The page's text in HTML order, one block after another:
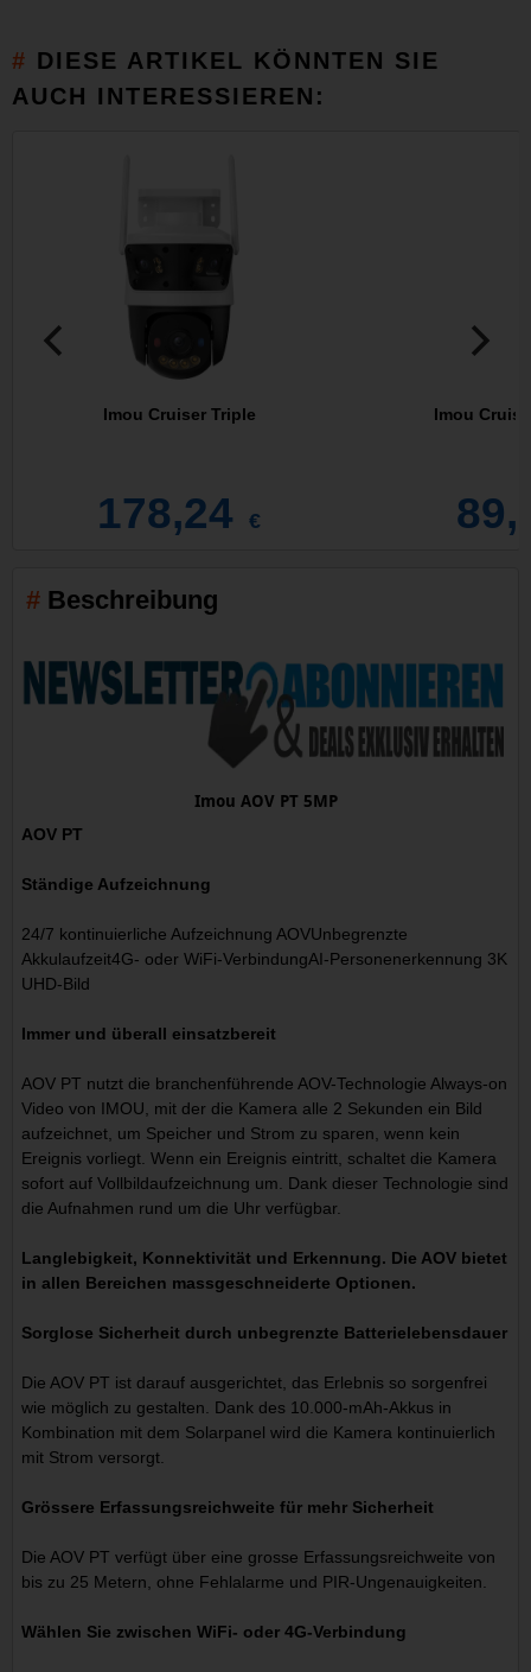
DIESE ARTIKEL KÖNNTEN SIE
AUCH INTERESSIEREN:
Imou Cruiser Triple
178,24 €
Imou
Beschreibung
Imou AOV PT 5MP
AOV PT
Ständige Aufzeichnung
24/7 kontinuierliche Aufzeichnung AOVUnbegrenzte
Akkulaufzeit4G- oder WiFi-VerbindungAI-Personenerkennung 3K
UHD-Bild
Immer und überall einsatzbereit
AOV PT nutzt die branchenführende AOV-Technologie Always-on
Video von IMOU, mit der die Kamera alle 2 Sekunden ein Bild
aufzeichnet, um Speicher und Strom zu sparen, wenn kein
Ereignis vorliegt. Wenn ein Ereignis eintritt, schaltet die Kamera
sofort auf Vollbildaufzeichnung um. Dank dieser Technologie sind
die Aufnahmen rund um die Uhr verfügbar.
Langlebigkeit, Konnektivität und Erkennung. Die AOV bietet
in allen Bereichen massgeschneiderte Optionen.
Sorglose Sicherheit durch unbegrenzte Batterielebensdauer
Die AOV PT ist darauf ausgerichtet, das Erlebnis so sorgenfrei
wie möglich zu gestalten. Dank des 10.000-mAh-Akkus in
Kombination mit dem Solarpanel wird die Kamera kontinuierlich
mit Strom versorgt.
Grössere Erfassungsreichweite für mehr Sicherheit
Die AOV PT verfügt über eine grosse Erfassungsreichweite von
bis zu 25 Metern, ohne Fehlalarme und PIR-Ungenauigkeiten.
Wählen Sie zwischen WiFi- oder 4G-Verbindung